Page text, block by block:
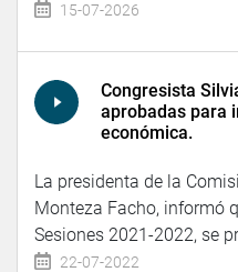
15-07-2026
Congresista
aprobadas para
económica.
La presidenta de la
Monteza Facho, informó
Sesiones 2021-2022, se
22-07-2022